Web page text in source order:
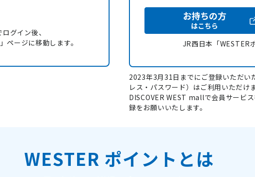
グイン後、
ページに移動します。
お持ちの方
はこちら
JR西日本「WESTER
2023年3月31日までにご登録いただい
レス・パスワード）はご利用いただけ
DISCOVER WEST mallで会員サービ
録をお願いいたします。
WESTER ポイントとは